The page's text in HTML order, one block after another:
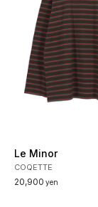
Le Minor
COQETTE
20,900 yen